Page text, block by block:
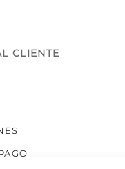
CLIENTE